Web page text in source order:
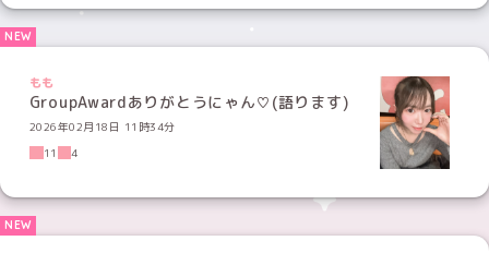
もも
GroupAwardありがとうにゃん♡(語ります)
2026年02月18日 11時34分
11
4